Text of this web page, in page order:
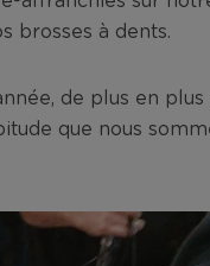
brosses à dents.
de plus en
que nous